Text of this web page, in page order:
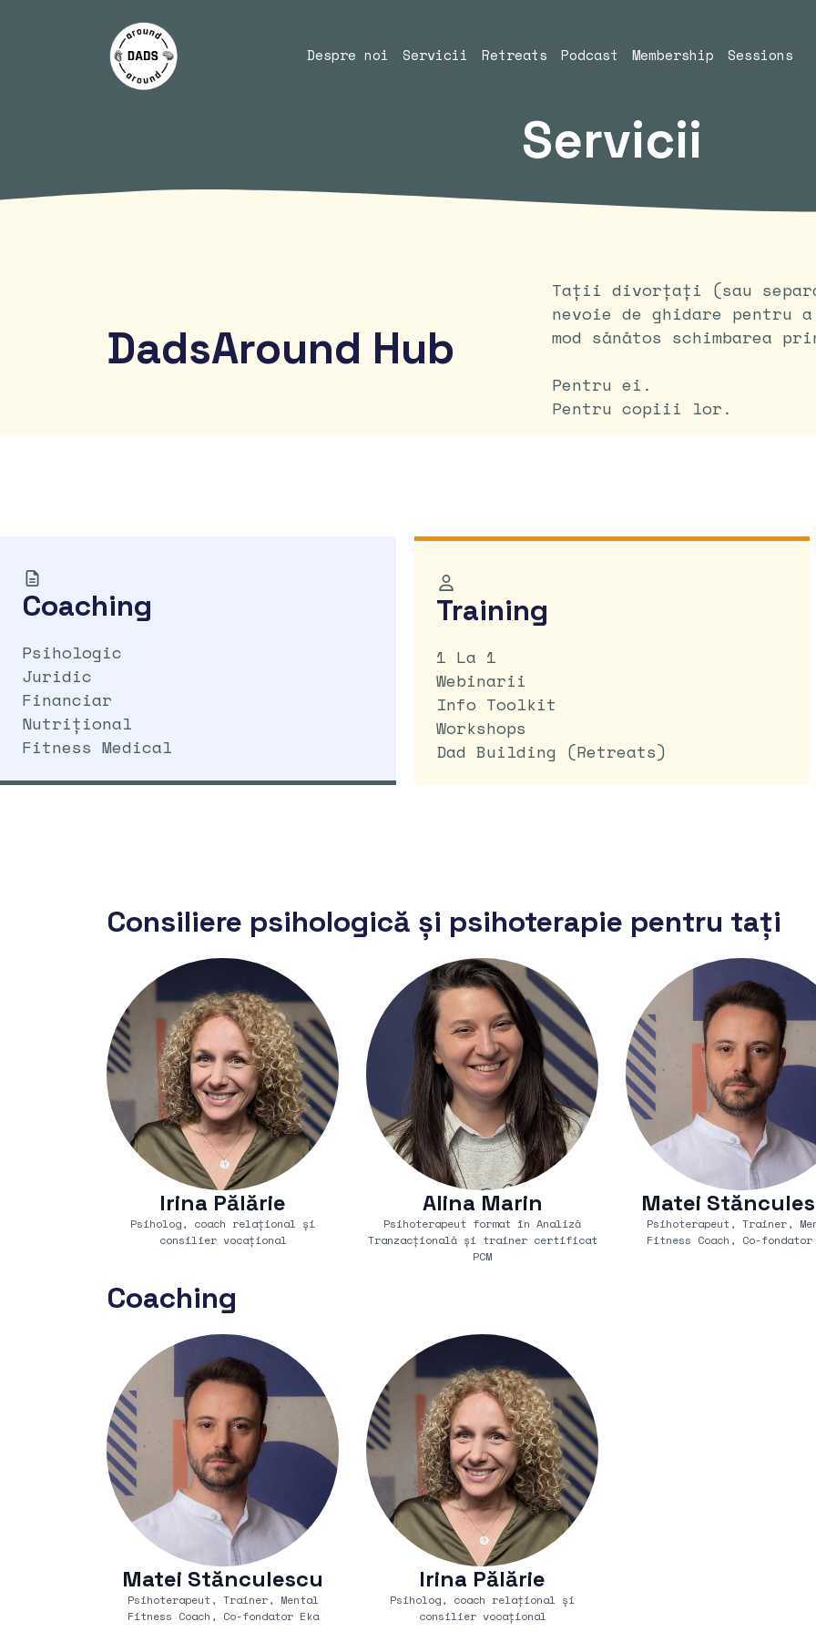
Despre noi Servicii Retreats Podcast Membership Sessions
Servicii
DadsAround Hub
Tații divorțați (sau
nevoie de ghidare pentru
mod sănătos schimbarea
Pentru ei.
Pentru copiii lor.
Coaching
Psihologic
Juridic
Financiar
Nutrițional
Fitness Medical
Training
1 La 1
Webinarii
Info Toolkit
Workshops
Dad Building (retreats)
Consiliere psihologică și psihoterapie pentru tați
Irina Pălărie
Psiholog, coach relațional și
consilier vocațional
Alina Marin
Psihoterapeut format în Analiză
Tranzacțională și trainer certificat
PCM
Matei
Psihoterapeut, Trainer,
Fitness Coach, Co-fondator
Coaching
Matei Stănculescu
Psihoterapeut, Trainer, Mental
Fitness Coach, Co-fondator Eka
Irina Pălărie
Psiholog, coach relațional și
consilier vocațional